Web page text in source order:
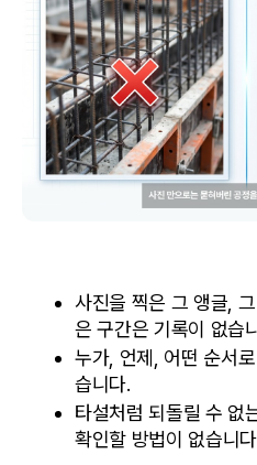
사진을 찍은 그 앵글,
은 구간은 기록이 없습
누가, 언제, 어떤 순서
습니다.
타설처럼 되돌릴 수 없
확인할 방법이 없습니